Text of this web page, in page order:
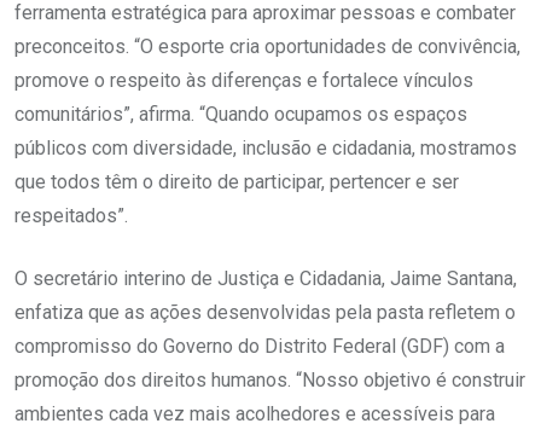
ferramenta estratégica para aproximar pessoas e combater
preconceitos. “O esporte cria oportunidades de convivência,
promove o respeito às diferenças e fortalece vínculos
comunitários”, afirma. “Quando ocupamos os espaços
públicos com diversidade, inclusão e cidadania, mostramos
que todos têm o direito de participar, pertencer e ser
respeitados”.
O secretário interino de Justiça e Cidadania, Jaime Santana,
enfatiza que as ações desenvolvidas pela pasta refletem o
compromisso do Governo do Distrito Federal (GDF) com a
promoção dos direitos humanos. “Nosso objetivo é construir
ambientes cada vez mais acolhedores e acessíveis para